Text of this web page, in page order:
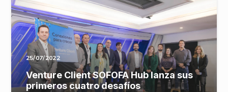
25/07/2022
Venture Client SOFOFA Hub lanza sus
primeros cuatro desafíos